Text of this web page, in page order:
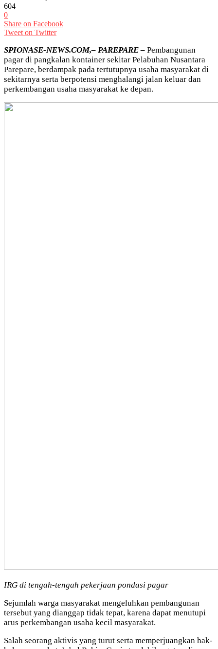
604
0
Share on Facebook
Tweet on Twitter
SPIONASE-NEWS.COM,– PAREPARE – Pembangunan
pagar di pangkalan kontainer sekitar Pelabuhan Nusantara
Parepare, berdampak pada tertutupnya usaha masyarakat di
sekitarnya serta berpotensi menghalangi jalan keluar dan
perkembangan usaha masyarakat ke depan.
IRG di tengah-tengah pekerjaan pondasi pagar
Sejumlah warga masyarakat mengeluhkan pembangunan
tersebut yang dianggap tidak tepat, karena dapat menutupi
arus perkembangan usaha kecil masyarakat.
Salah seorang aktivis yang turut serta memperjuangkan hak-